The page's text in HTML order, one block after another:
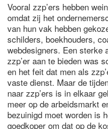
Vooral zzp’ers hebben
omdat zij het
van hun vak hebben
schilders, boekhouders,
webdesigners. Een sterke
zzp’er aan te bieden was
en het feit dat men als
vaste dienst. Maar de
naar zzp’ers is in elkaar
meer op de arbeidsmarkt
bezuinigd moet worden is
goedkoper om dat op de